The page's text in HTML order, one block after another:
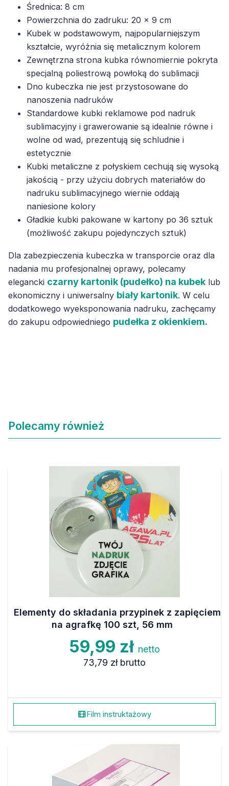
Średnica: 8 cm
Powierzchnia do zadruku: 20 x 9 cm
Kubek w podstawowym, najpopularniejszym
kształcie, wyróżnia się metalicznym kolorem
Zewnętrzna strona kubka równomiernie pokryta
specjalną poliestrową powłoką do sublimacji
Dno kubeczka nie jest przystosowane do
nanoszenia nadruków
Standardowe kubki reklamowe pod nadruk
sublimacyjny i grawerowanie są idealnie równe i
wolne od wad, prezentują się schludnie i
estetycznie
Kubki metaliczne z połyskiem cechują się wysoką
jakością - przy użyciu dobrych materiałów do
nadruku sublimacyjnego wiernie oddają
naniesione kolory
Gładkie kubki pakowane w kartony po 36 sztuk
(możliwość zakupu pojedynczych sztuk)
Dla zabezpieczenia kubeczka w transporcie oraz dla
nadania mu profesjonalnej oprawy, polecamy
elegancki czarny kartonik (pudełko) na kubek lub
ekonomiczny i uniwersalny biały kartonik. W celu
dodatkowego wyeksponowania nadruku, zachęcamy
do zakupu odpowiedniego pudełka z okienkiem.
Polecamy również
Elementy do składania przypinek z zapięciem
na agrafkę 100 szt, 56 mm
59,99 zł netto
73,79 zł brutto
Film instruktażowy